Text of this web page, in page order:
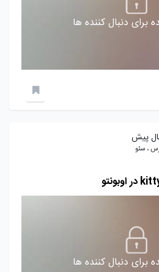
برای دنبال کننده ها
، سئو
برای دنبال کننده ها